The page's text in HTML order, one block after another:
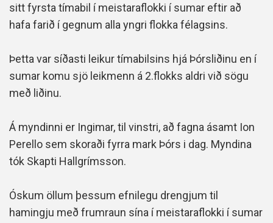
sitt fyrsta tímabil í meistaraflokki í sumar eftir að
hafa farið í gegnum alla yngri flokka félagsins.
Þetta var síðasti leikur tímabilsins hjá Þórsliðinu en í
sumar komu sjö leikmenn á 2.flokks aldri við sögu
með liðinu.
Á myndinni er Ingimar, til vinstri, að fagna ásamt Ion
Perello sem skoraði fyrra mark Þórs i dag. Myndina
tók Skapti Hallgrímsson.
Óskum öllum þessum efnilegu drengjum til
hamingju með frumraun sína í meistaraflokki í sumar